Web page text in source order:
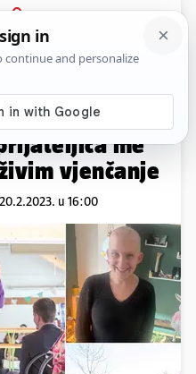
PRIJAVA
Komentari
i nikad
me
vjenčanje
u 16:00